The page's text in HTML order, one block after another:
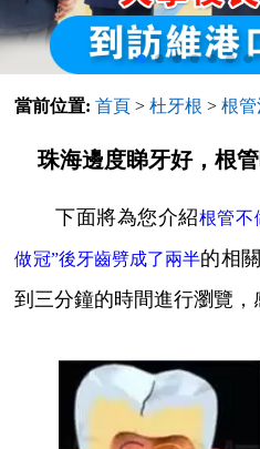
預約牙醫 contact us
當前位置: 首頁 >杜牙根 >根管
珠海邊度睇牙好，根
下面將為您介紹根管不
做冠”後牙齒劈成了兩半的相
到三分鐘的時間進行瀏覽，